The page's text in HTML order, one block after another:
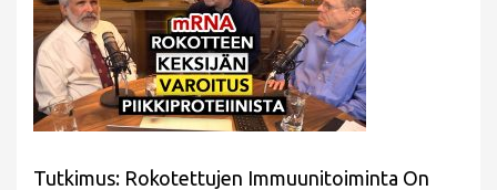
Tutkimus: Rokotettujen Immuunitoiminta On